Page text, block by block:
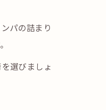
パの詰まり
選びましょ